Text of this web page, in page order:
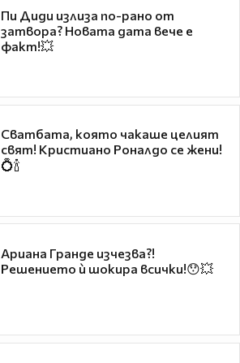
Пи Диди излиза по-рано от
затвора? Новата дата вече е
факт!💥
Сватбата, която чакаше целият
свят! Кристиано Роналдо се жени!
💍🍾
Ариана Гранде изчезва?!
Решението ѝ шокира всички!😯💥